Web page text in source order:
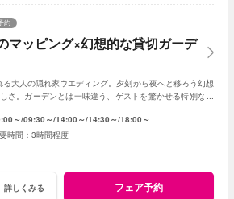
マッピング×幻想的な貸切ガーデ
約
る大人の隠れ家ウエディング。夕刻から夜へと移ろう幻想
さ。ガーデンとは一味違う、ゲストを驚かせる特別な光
～ 09:30～ 14:00～ 14:30～ 18:00～
3時間程度
詳しくみる フェア予約